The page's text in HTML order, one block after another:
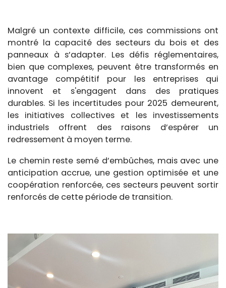
Malgré un contexte difficile, ces commissions ont
montré la capacité des secteurs du bois et des
panneaux à s’adapter. Les défis réglementaires,
bien que complexes, peuvent être transformés en
avantage compétitif pour les entreprises qui
innovent et s'engagent dans des pratiques
durables. Si les incertitudes pour 2025 demeurent,
les initiatives collectives et les investissements
industriels offrent des raisons d’espérer un
redressement à moyen terme.
Le chemin reste semé d’embûches, mais avec une
anticipation accrue, une gestion optimisée et une
coopération renforcée, ces secteurs peuvent sortir
renforcés de cette période de transition.